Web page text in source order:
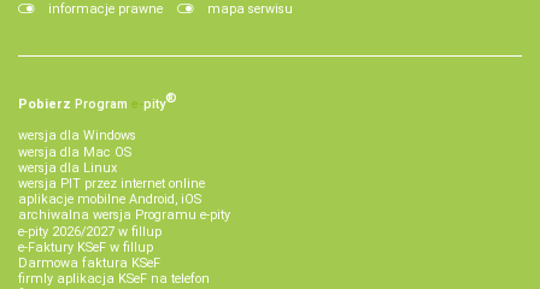
informacje prawne
mapa serwisu
Pobierz Program e‑pity®
wersja dla Windows
wersja dla Mac OS
wersja dla Linux
wersja PIT przez internet online
aplikacje mobilne Android, iOS
archiwalna wersja Programu e-pity
e-pity 2026/2027 w fillup
e‑Faktury KSeF w fillup
Darmowa faktura KSeF
firmly aplikacja KSeF na telefon